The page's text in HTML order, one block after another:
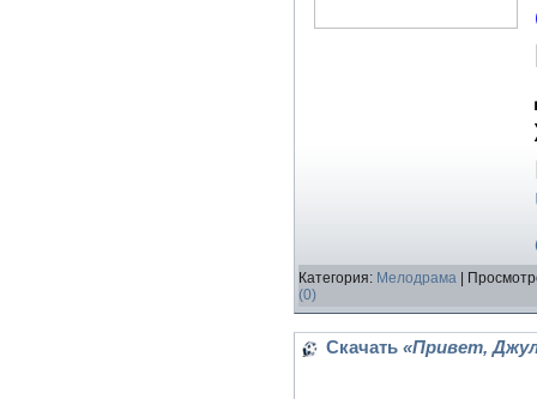
Категория: Мелодрама |
(0)
Скачать «Привет,